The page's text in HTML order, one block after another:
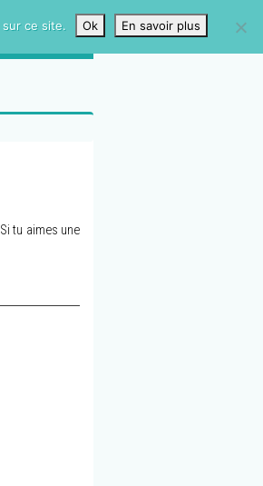
tu aimes une
sur ce site. Ok En savoir plus